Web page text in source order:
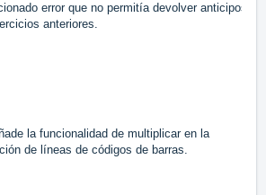
error que no permitía devolver anticipos
anteriores.
la funcionalidad de multiplicar en la
de líneas de códigos de barras.